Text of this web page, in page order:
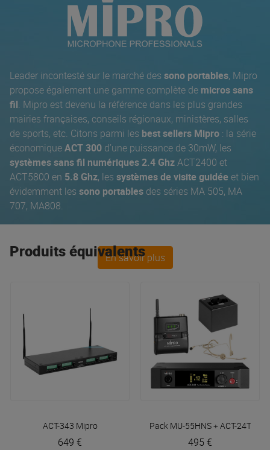
Leader incontesté sur le marché des sono portables, Mipro
propose également une gamme complète de micros sans
fil. Mipro est devenu la référence dans les plus grandes
mairies françaises, conseils régionaux, ministères, salles
de sports, etc. Citons parmi les best sellers Mipro : la série
économiqueACT 300 d’une puissance de 30mW, les
systèmes sans fil numériques 2.4 GhzACT2400 et
ACT5800 en 5.8 Ghz, les systèmes de visite guidée et bien
évidemment les sono portables des séries MA 505, MA
707, MA808.
En savoir plus
Produits équivalents
ACT-343 Mipro
649 €
Pack MU-55HNS + ACT-24TC
495 €